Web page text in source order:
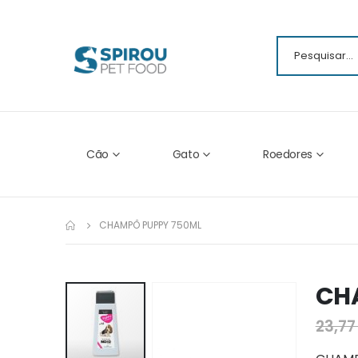
Cão Gato Roedores
CHAMPÔ PUPPY 750ML